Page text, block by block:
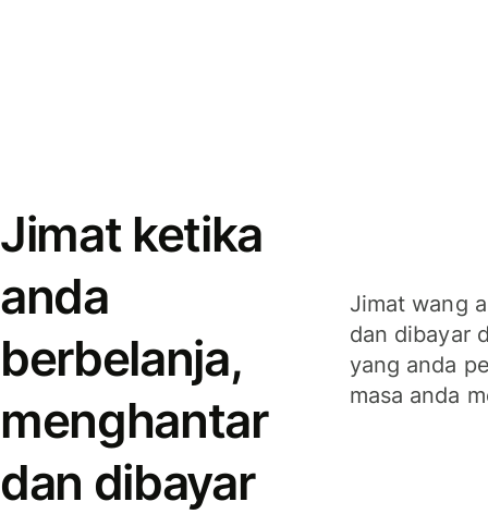
Jimat ketika
anda
berbelanja,
menghantar
dan dibayar
Jimat wang
dan dibayar
yang anda
masa anda